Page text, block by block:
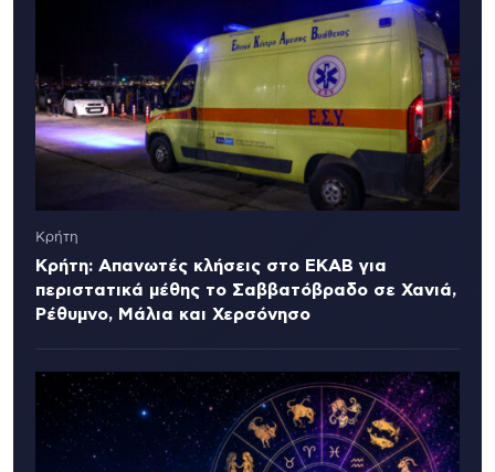
Κρήτη
Κρήτη: Απανωτές κλήσεις στο ΕΚΑΒ για
περιστατικά μέθης το Σαββατόβραδο σε Χανιά,
Ρέθυμνο, Μάλια και Χερσόνησο